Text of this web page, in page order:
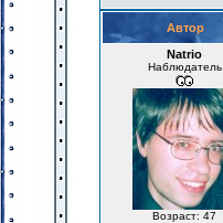
Автор
Natrio
Наблюдатель
Возраст: 47